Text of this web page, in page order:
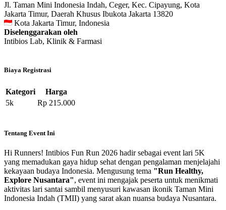
Jl. Taman Mini Indonesia Indah, Ceger, Kec. Cipayung, Kota
Jakarta Timur, Daerah Khusus Ibukota Jakarta 13820
Kota Jakarta Timur, Indonesia
Diselenggarakan oleh
Intibios Lab, Klinik & Farmasi
Biaya Registrasi
Kategori
Harga
5k
Rp 215.000
Tentang Event Ini
Hi Runners! Intibios Fun Run 2026 hadir sebagai event lari 5K
yang memadukan gaya hidup sehat dengan pengalaman menjelajahi
kekayaan budaya Indonesia. Mengusung tema "Run Healthy,
Explore Nusantara", event ini mengajak peserta untuk menikmati
aktivitas lari santai sambil menyusuri kawasan ikonik Taman Mini
Indonesia Indah (TMII) yang sarat akan nuansa budaya Nusantara.